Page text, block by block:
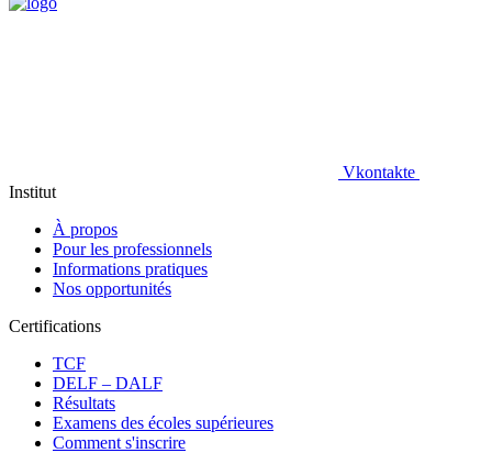
Vkontakte
Institut
À propos
Pour les professionnels
Informations pratiques
Nos opportunités
Certifications
TCF
DELF – DALF
Résultats
Examens des écoles supérieures
Comment s'inscrire